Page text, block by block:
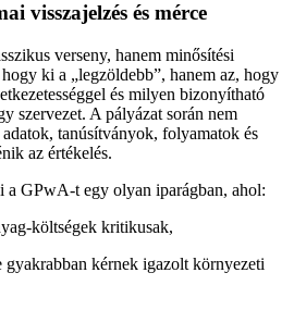
visszajelzés és mérce
verseny, hanem minősítési
ki a „legzöldebb”, hanem az, hogy
és milyen bizonyítható
szervezet. A pályázat során nem
tanúsítványok, folyamatok és
az értékelés.
a GPwA-t egy olyan iparágban, ahol:
költségek kritikusak,
gyakrabban kérnek igazolt környezeti